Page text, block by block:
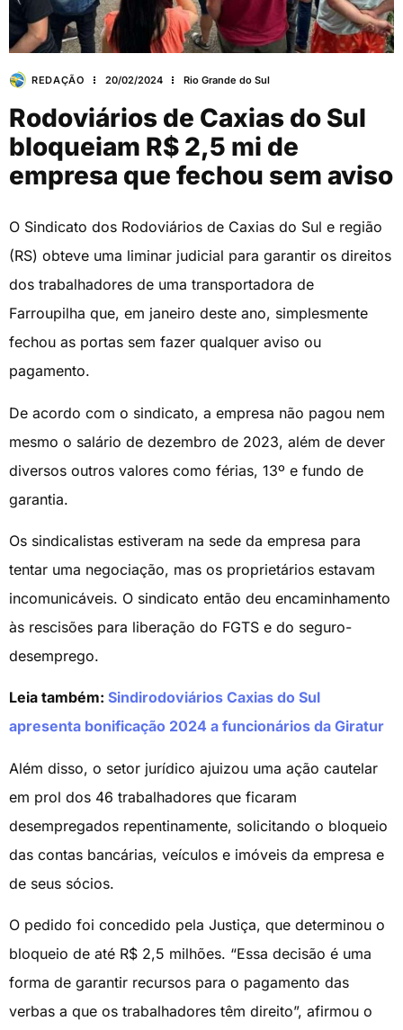
REDAÇÃO 20/02/2024 Rio Grande do Sul
Rodoviários de Caxias do Sul
bloqueiam R$ 2,5 mi de
empresa que fechou sem aviso
O Sindicato dos Rodoviários de Caxias do Sul e região
(RS) obteve uma liminar judicial para garantir os direitos
dos trabalhadores de uma transportadora de
Farroupilha que, em janeiro deste ano, simplesmente
fechou as portas sem fazer qualquer aviso ou
pagamento.
De acordo com o sindicato, a empresa não pagou nem
mesmo o salário de dezembro de 2023, além de dever
diversos outros valores como férias, 13º e fundo de
garantia.
Os sindicalistas estiveram na sede da empresa para
tentar uma negociação, mas os proprietários estavam
incomunicáveis. O sindicato então deu encaminhamento
às rescisões para liberação do FGTS e do seguro-
desemprego.
Leia também: Sindirodoviários Caxias do Sul
apresenta bonificação 2024 a funcionários da Giratur
Além disso, o setor jurídico ajuizou uma ação cautelar
em prol dos 46 trabalhadores que ficaram
desempregados repentinamente, solicitando o bloqueio
das contas bancárias, veículos e imóveis da empresa e
de seus sócios.
O pedido foi concedido pela Justiça, que determinou o
bloqueio de até R$ 2,5 milhões. “Essa decisão é uma
forma de garantir recursos para o pagamento das
verbas a que os trabalhadores têm direito”, afirmou o